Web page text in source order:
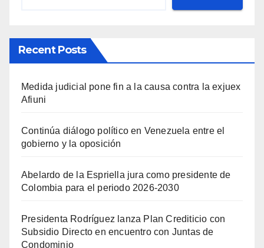
Recent Posts
Medida judicial pone fin a la causa contra la exjuex
Afiuni
Continúa diálogo político en Venezuela entre el
gobierno y la oposición
Abelardo de la Espriella jura como presidente de
Colombia para el periodo 2026-2030
Presidenta Rodríguez lanza Plan Crediticio con
Subsidio Directo en encuentro con Juntas de
Condominio